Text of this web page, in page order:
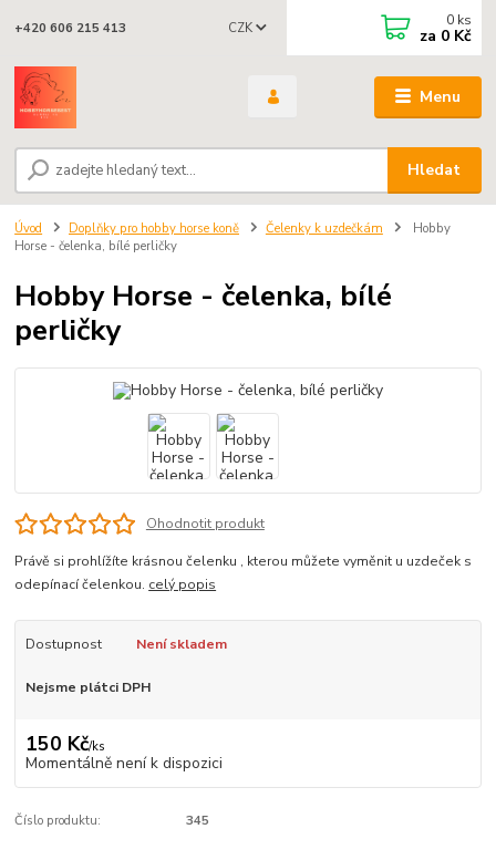
Menu
CZK
Hledat
+420 606 215 413 0 ks
za 0 Kč
Úvod Doplňky pro hobby horse koně Čelenky k uzdečkám
Hobby
Horse - čelenka, bílé perličky
Hobby Horse - čelenka, bílé
perličky
Ohodnotit produkt
Právě si prohlížíte krásnou čelenku , kterou můžete vyměnit u uzdeček s
odepínací čelenkou. celý popis
Dostupnost Není skladem
Nejsme plátci DPH
150 Kč/ks
Momentálně není k dispozici
Číslo produktu: 345